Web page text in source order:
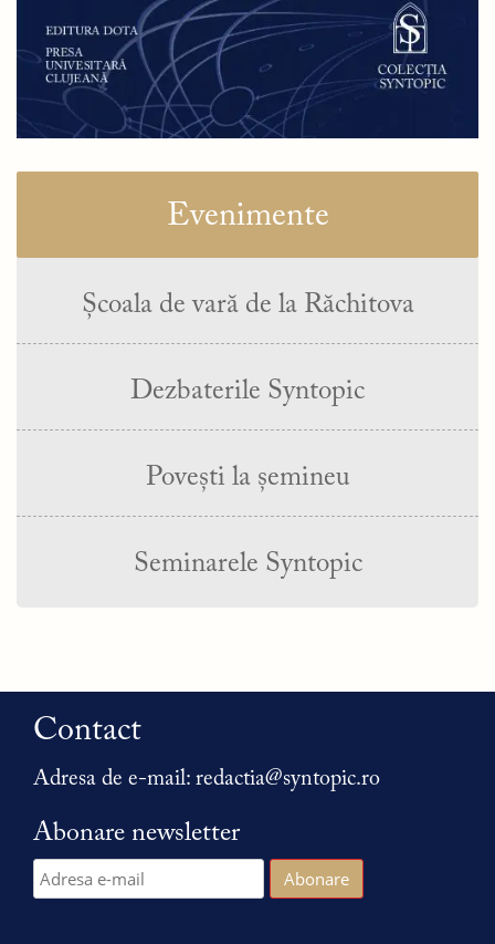
Evenimente
Școala de vară de la Răchitova
Dezbaterile Syntopic
Povești la șemineu
Seminarele Syntopic
Contact
Adresa de e-mail: redactia@syntopic.ro
Abonare newsletter